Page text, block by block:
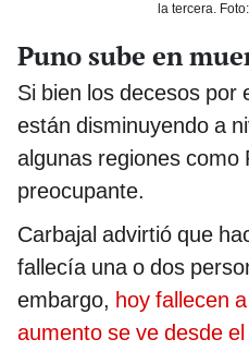
la tercera.
Puno sube en
Si bien los decesos por
están disminuyendo a
algunas regiones como
preocupante.
Carbajal advirtió que
fallecía una o dos
embargo, hoy fallecen
aumento se ve desde